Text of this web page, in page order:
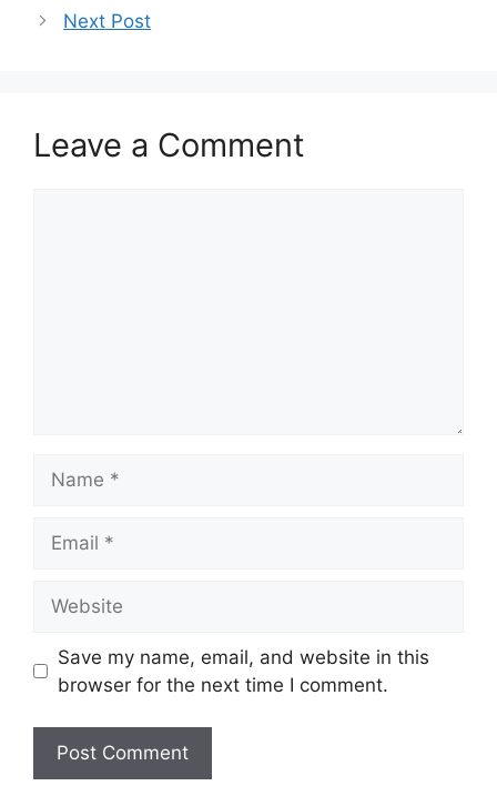
Next Post
Leave a Comment
Save my name, email, and website in this
browser for the next time I comment.